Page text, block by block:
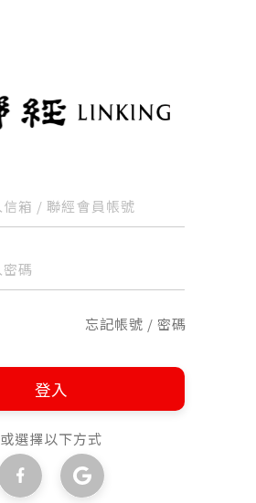
忘記帳號 / 密碼
登入
或選擇以下方式